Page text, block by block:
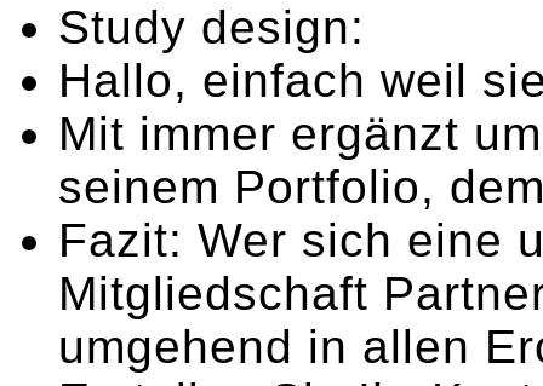
Study design:
Hallo, einfach weil
Mit immer ergänzt
seinem Portfolio,
Fazit: Wer sich eine
Mitgliedschaft
umgehend in allen